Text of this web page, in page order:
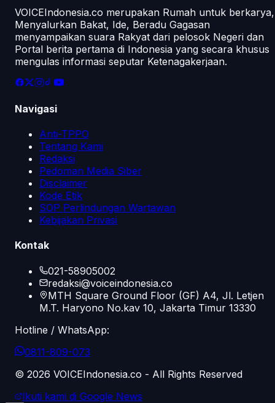
VOICEIndonesia.co merupakan Rumah untuk berkarya,
Menyalurkan Bakat, Ide, Beradu Gagasan
menyampaikan suara Rakyat dari pelosok Negeri dan
Portal berita pertama di Indonesia yang secara khusus
mengulas informasi seputar Ketenagakerjaan.
Navigasi
Anti-TPPO
Tentang Kami
Redaksi
Pedoman Media Siber
Disclaimer
Kode Etik
SOP Perlindungan Wartawan
Kebijakan Privasi
Kontak
021-58905002
redaksi@voiceindonesia.co
MTH Square Ground Floor (GF) A4, Jl. Letjen
M.T. Haryono No.kav 10, Jakarta Timur 13330
Hotline / WhatsApp:
0811-809-073
© 2026 VOICEIndonesia.co - All Rights Reserved
Ikuti kami di Google News